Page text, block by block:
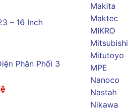
– 16 Inch
Phân Phối 3
Makita
Maktec
MIKRO
Mitsubishi
Mitutoyo
MPE
Nanoco
Nastah
Nikawa